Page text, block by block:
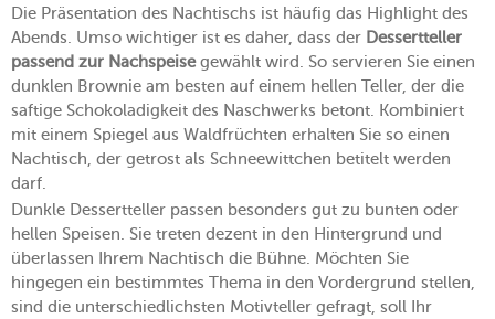
Die Präsentation des Nachtischs ist häufig das Highlight des
Abends. Umso wichtiger ist es daher, dass der Dessertteller
passend zur Nachspeisegewählt wird. So servieren Sie einen
dunklen Brownie am besten auf einem hellen Teller, der die
saftige Schokoladigkeit des Naschwerks betont. Kombiniert
mit einem Spiegel aus Waldfrüchten erhalten Sie so einen
Nachtisch, der getrost als Schneewittchen betitelt werden
darf.
Dunkle Dessertteller passen besonders gut zu bunten oder
hellen Speisen. Sie treten dezent in den Hintergrund und
überlassen Ihrem Nachtisch die Bühne. Möchten Sie
hingegen ein bestimmtes Thema in den Vordergrund stellen,
sind die unterschiedlichsten Motivteller gefragt, soll Ihr